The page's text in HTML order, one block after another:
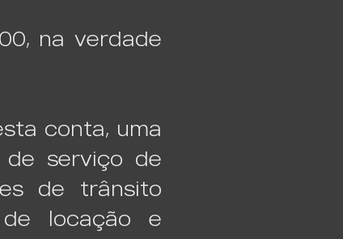
na verdade
conta, uma
serviço de
de trânsito
locação e